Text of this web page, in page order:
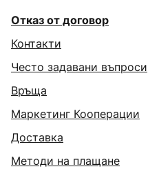
Отказ от договор
Контакти
Често задавани въпроси
Връща
Маркетинг Кооперации
Доставка
Методи на плащане